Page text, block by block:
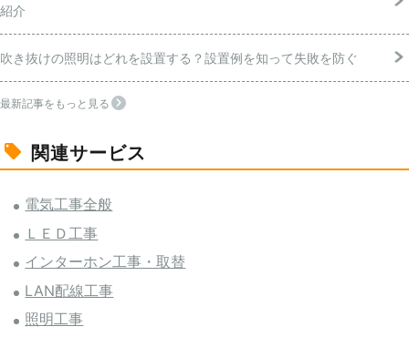
紹介
吹き抜けの照明はどれを設置する？設置例を知って失敗を防ぐ
最新記事をもっと見る
関連サービス
電気工事全般
ＬＥＤ工事
インターホン工事・取替
LAN配線工事
照明工事